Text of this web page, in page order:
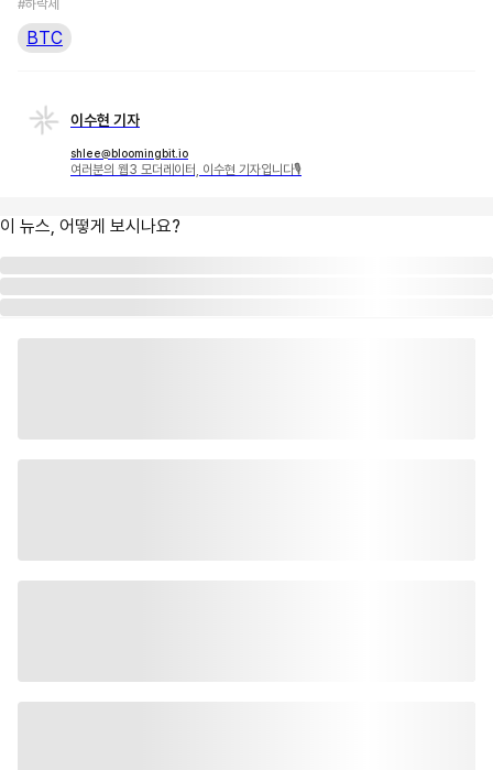
#하락세
BTC
이수현 기자
shlee@bloomingbit.io
여러분의 웹3 모더레이터, 이수현 기자입니다🎙
이 뉴스, 어떻게 보시나요?